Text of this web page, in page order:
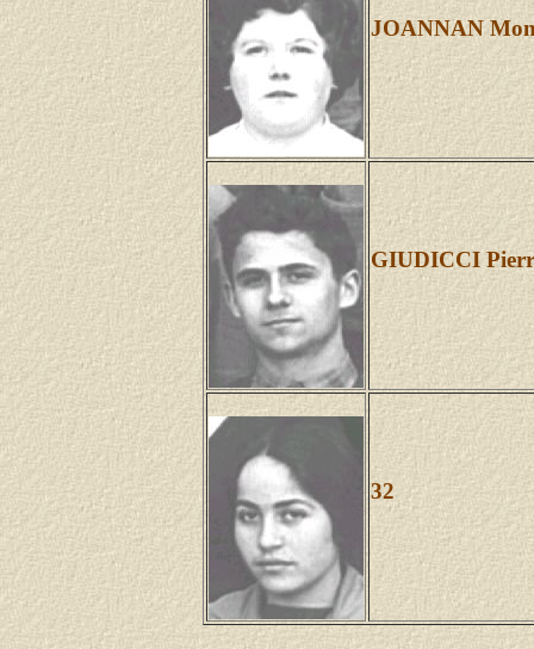
JOANNAN
GIUDICCI
32